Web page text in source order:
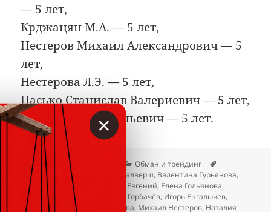
— 5 лет,
Крджацян М.А. — 5 лет,
Нестеров Михаил Александрович — 5
лет,
Нестерова Л.Э. — 5 лет,
Пасько Станислав Валериевич — 5 лет,
Силаев Олег Васильевич — 5 лет.
Опубликовано
23.04.2026 Рубрики
Обман и трейдинг
Альбина Румянцева
Арнис Калверш, Валентина Гурьянова,
Данил Фридман Клюшенков
Евгений, Елена Гольянова,
Жамшидбек Ташбеков
Игорь Горбачёв, Игорь Енгалычев,
Крджацян М.А. , Майя Ахмедова, Михаил Нестеров, Наталия
×